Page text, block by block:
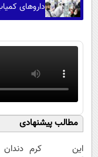
داروهای
مطالب پیشنهادی
این کرم